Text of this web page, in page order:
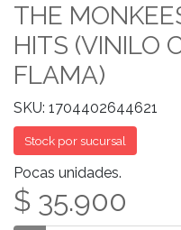
THE
HITS (VINILO
FLAMA)
SKU: 1704402644621
Stock por sucursal
Pocas unidades.
$ 35.900